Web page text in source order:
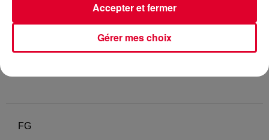
FG
Gérer mes choix
Accepter et fermer